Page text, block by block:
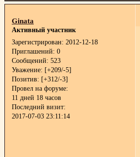
Ginata
Активный участник
Зарегистрирован: 2012-12-18
Приглашений: 0
Сообщений: 523
Уважение: [+209/-5]
Позитив: [+312/-3]
Провел на форуме:
11 дней 18 часов
Последний визит:
2017-07-03 23:11:14